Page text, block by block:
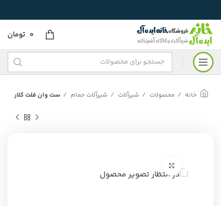
0 تومان
خانه محصولات شیرآلات شیرآلات حمام ست وان فلت کلار